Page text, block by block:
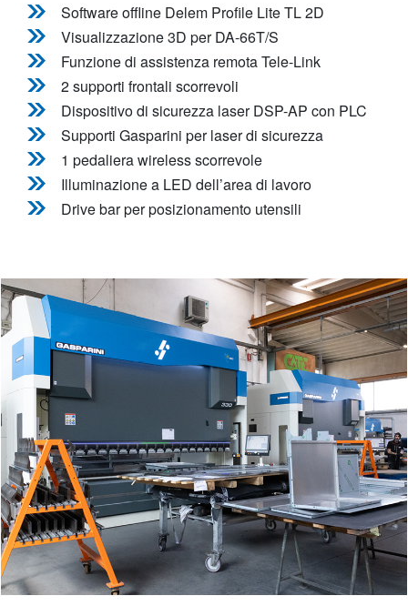
Software offline Delem Profile Lite TL 2D
Visualizzazione 3D per DA-66T/S
Funzione di assistenza remota Tele-Link
2 supporti frontali scorrevoli
Dispositivo di sicurezza laser DSP-AP con PLC
Supporti Gasparini per laser di sicurezza
1 pedaliera wireless scorrevole
Illuminazione a LED dell’area di lavoro
Drive bar per posizionamento utensili